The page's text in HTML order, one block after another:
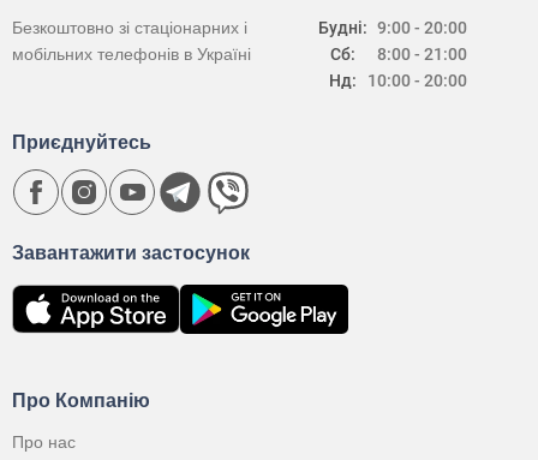
Будні:
Сб:
Нд:
9:00 - 20:00
8:00 - 21:00
10:00 - 20:00
Безкоштовно зі стаціонарних і
мобільних телефонів в Україні
Про Компанію
Про нас
Завантажити застосунок
Приєднуйтесь